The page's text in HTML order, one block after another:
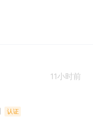
11小时前
认证